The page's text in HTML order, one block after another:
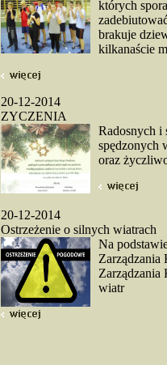
których
brakuje
kilkanaście
20-12-2014
ZYCZENIA
Radosnych i
spędzonych
oraz
20-12-2014
Ostrzeżenie o silnych wiatrach
Na
wiatr